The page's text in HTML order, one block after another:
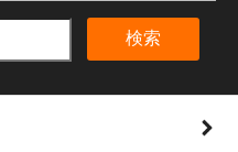
検索